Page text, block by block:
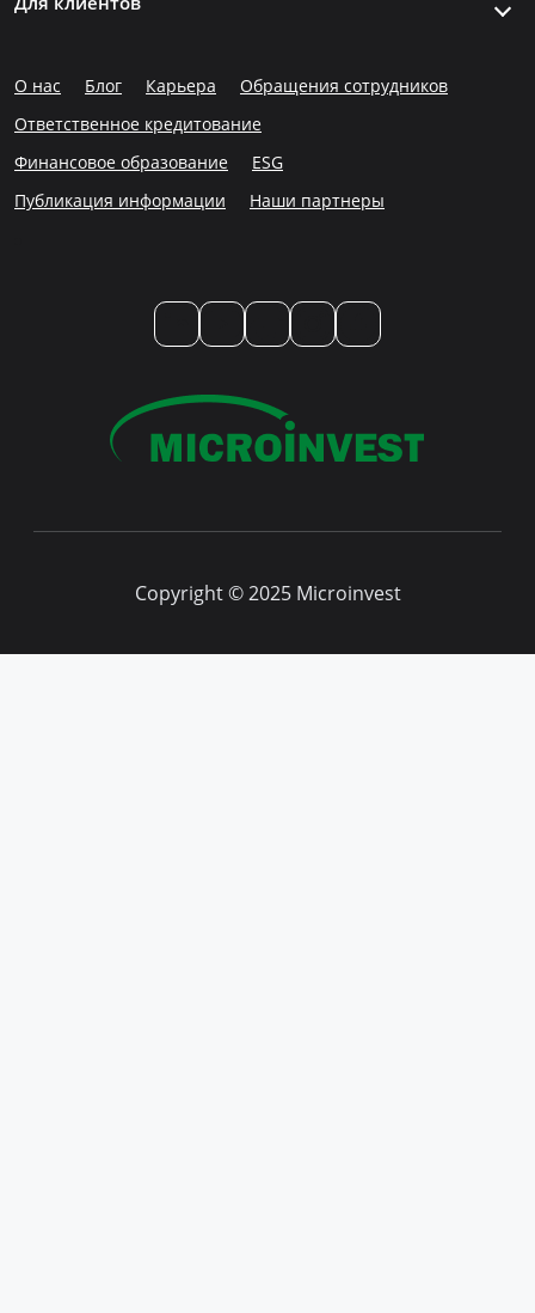
О нас Блог Карьера
Обращения сотрудников
Ответственное кредитование
Финансовое образование
ESG
Публикация информации
Наши партнеры
LinkedIn
YouTube
TikTok
Instagram
Facebook
Copyright © 2025 Microinvest